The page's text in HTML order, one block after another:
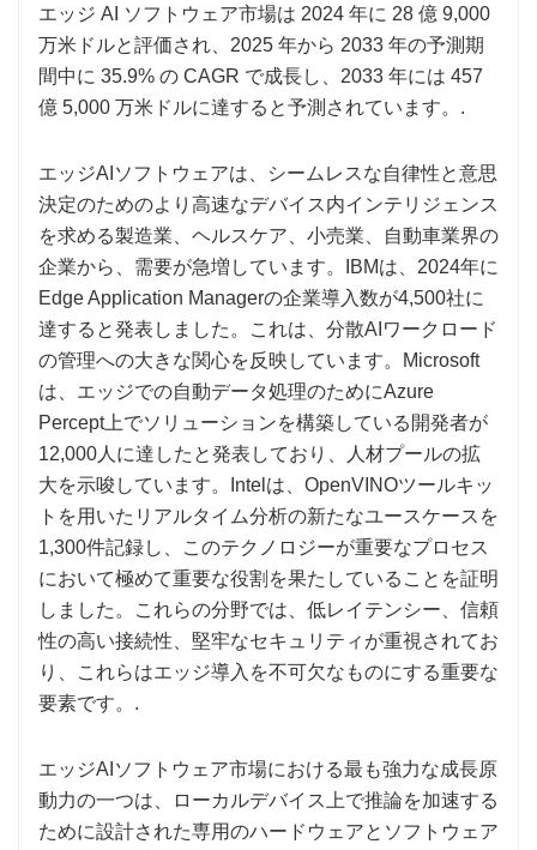
エッジ AI ソフトウェア市場は 2024 年に 28 億 9,000
万米ドルと評価され、2025 年から 2033 年の予測期
間中に 35.9% の CAGR で成長し、2033 年には 457
億 5,000 万米ドルに達すると予測されています。.
エッジAIソフトウェアは、シームレスな自律性と意思
決定のためのより高速なデバイス内インテリジェンス
を求める製造業、ヘルスケア、小売業、自動車業界の
企業から、需要が急増しています。IBMは、2024年に
Edge Application Managerの企業導入数が4,500社に
達すると発表しました。これは、分散AIワークロード
の管理への大きな関心を反映しています。Microsoft
は、エッジでの自動データ処理のためにAzure
Percept上でソリューションを構築している開発者が
12,000人に達したと発表しており、人材プールの拡
大を示唆しています。Intelは、OpenVINOツールキッ
トを用いたリアルタイム分析の新たなユースケースを
1,300件記録し、このテクノロジーが重要なプロセス
において極めて重要な役割を果たしていることを証明
しました。これらの分野では、低レイテンシー、信頼
性の高い接続性、堅牢なセキュリティが重視されてお
り、これらはエッジ導入を不可欠なものにする重要な
要素です。.
エッジAIソフトウェア市場における最も強力な成長原
動力の一つは、ローカルデバイス上で推論を加速する
ために設計された専用のハードウェアとソフトウェア